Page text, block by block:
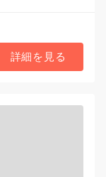
詳細を見る